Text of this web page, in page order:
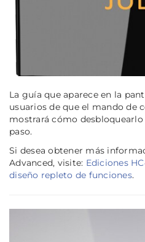
La guía que aparece en la
usuarios de que el mando de
mostrará cómo
paso.
Si desea obtener más
Advanced, visite: Ediciones
diseño repleto de funciones.